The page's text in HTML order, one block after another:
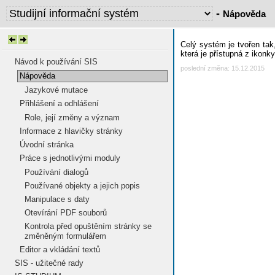
- Nápověda
Návod k používání SIS
Nápověda
Jazykové mutace
Přihlášení a odhlášení
Role, její změny a význam
Informace z hlavičky stránky
Úvodní stránka
Práce s jednotlivými moduly
Používání dialogů
Používané objekty a jejich popis
Manipulace s daty
Otevírání PDF souborů
Kontrola před opuštěním stránky se
změněným formulářem
Editor a vkládání textů
SIS - užitečné rady
Celý systém je tvořen
která je přístupná z
poslední změna: 15.12.2015